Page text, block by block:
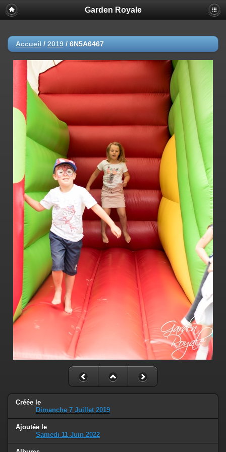
Garden Royale
Accueil / 2019 / 6N5A6467
Créée le
Dimanche 7 Juillet 2019
Ajoutée le
Samedi 11 Juin 2022